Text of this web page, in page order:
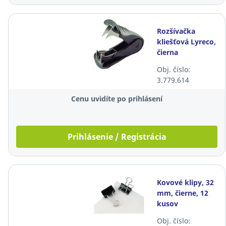
Rozšívačka
kliešťová Lyreco,
čierna
Obj. číslo:
3.779.614
Cenu uvidíte po prihlásení
Prihlásenie / Registrácia
Kovové klipy, 32
mm, čierne, 12
kusov
Obj. číslo: